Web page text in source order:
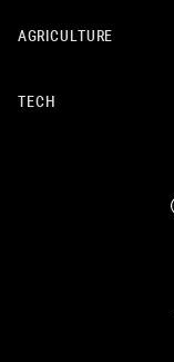
AGRICULTURE
TECH